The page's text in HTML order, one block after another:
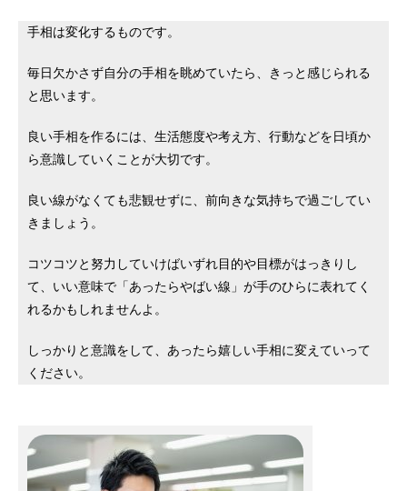
手相は変化するものです。
毎日欠かさず自分の手相を眺めていたら、きっと感じられる
と思います。
良い手相を作るには、生活態度や考え方、行動などを日頃か
ら意識していくことが大切です。
良い線がなくても悲観せずに、前向きな気持ちで過ごしてい
きましょう。
コツコツと努力していけばいずれ目的や目標がはっきりし
て、いい意味で「あったらやばい線」が手のひらに表れてく
れるかもしれませんよ。
しっかりと意識をして、あったら嬉しい手相に変えていって
ください。